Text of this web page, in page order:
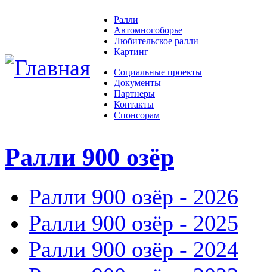
Ралли
Автомногоборье
Любительское ралли
Картинг
Социальные проекты
Документы
Партнеры
Контакты
Спонсорам
Ралли 900 озёр
Ралли 900 озёр - 2026
Ралли 900 озёр - 2025
Ралли 900 озёр - 2024